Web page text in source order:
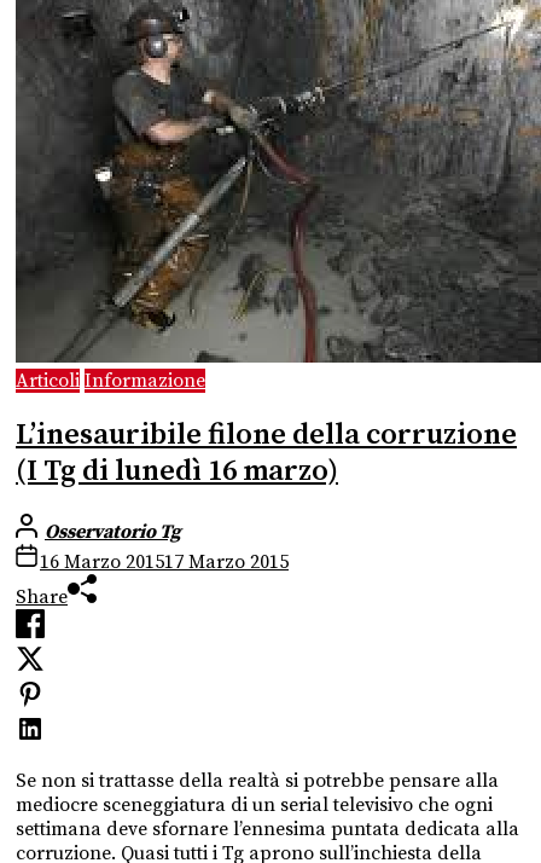
Articoli Informazione
L’inesauribile filone della corruzione
(I Tg di lunedì 16 marzo)
Osservatorio Tg
16 Marzo 201517 Marzo 2015
Share
Se non si trattasse della realtà si potrebbe pensare alla
mediocre sceneggiatura di un serial televisivo che ogni
settimana deve sfornare l’ennesima puntata dedicata alla
corruzione. Quasi tutti i Tg aprono sull’inchiesta della